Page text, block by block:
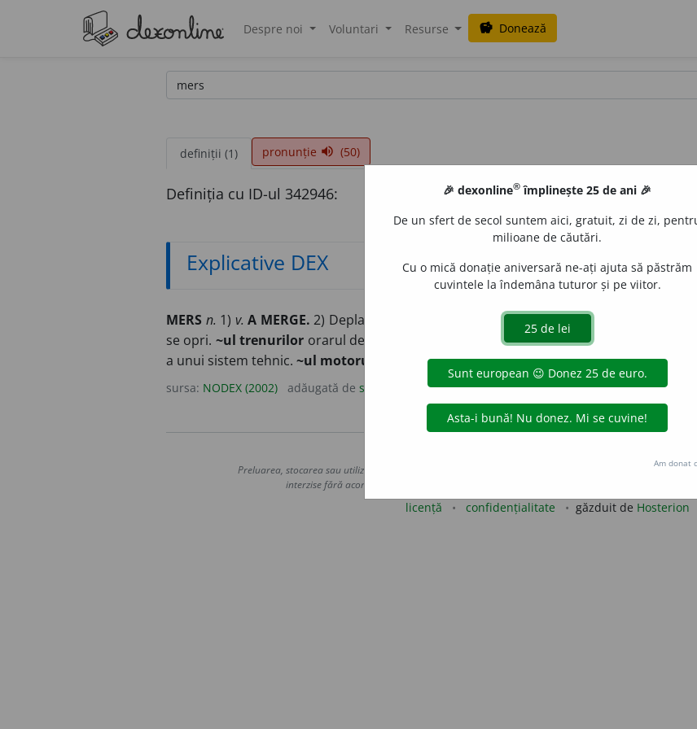
Despre noi Voluntari Resurse savings Donează
definiții (1) pronunție volume_up (50)
Definiția cu ID-ul 342946:
Explicative DEX
MERS n. 1) v. A MERGE. 2) Deplasare dintr-un loc în altul (a oamenilor și a
se opri. ~ul trenurilor orarul de circulație a trenurilor. 3) Mod de a merge; umblet.
a unui sistem tehnic. ~ul motorului. 5) Felul sum se desfășoară un fenomen sau un
sursa: NODEX (2002) adăugată de siveco acțiuni
Preluarea, stocarea sau utilizarea datelor de pe acest site, inclusiv prin orice metode de extragere
interzise fără acordul nostru prealabil scris, cu excepția seturilor de date oferite oficial spre
licență confidențialitate găzduit de Hosterion
🎉 dexonline® împlinește 25 de ani 🎉
De un sfert de secol suntem aici, gratuit, zi de zi,
milioane de căutări.
Cu o mică donație aniversară ne-ați ajuta să păstrăm
cuvintele la îndemâna tuturor și pe viitor.
Am donat